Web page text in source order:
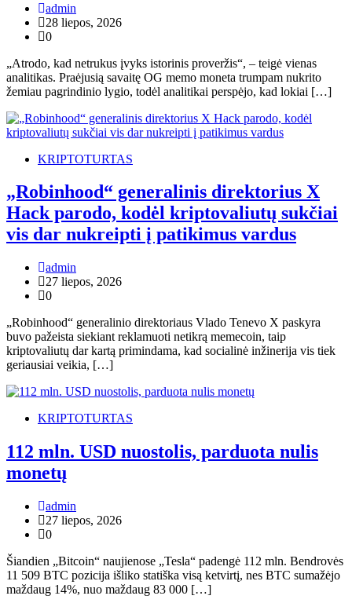
admin
28 liepos, 2026
0
„Atrodo, kad netrukus įvyks istorinis proveržis“, – teigė vienas
analitikas. Praėjusią savaitę OG memo moneta trumpam nukrito
žemiau pagrindinio lygio, todėl analitikai perspėjo, kad lokiai […]
KRIPTOTURTAS
„Robinhood“ generalinis direktorius X
Hack parodo, kodėl kriptovaliutų sukčiai
vis dar nukreipti į patikimus vardus
admin
27 liepos, 2026
0
„Robinhood“ generalinio direktoriaus Vlado Tenevo X paskyra
buvo pažeista siekiant reklamuoti netikrą memecoin, taip
kriptovaliutų dar kartą primindama, kad socialinė inžinerija vis tiek
geriausiai veikia, […]
KRIPTOTURTAS
112 mln. USD nuostolis, parduota nulis
monetų
admin
27 liepos, 2026
0
Šiandien „Bitcoin“ naujienose „Tesla“ padengė 112 mln. Bendrovės
11 509 BTC pozicija išliko statiška visą ketvirtį, nes BTC sumažėjo
maždaug 14%, nuo maždaug 83 000 […]